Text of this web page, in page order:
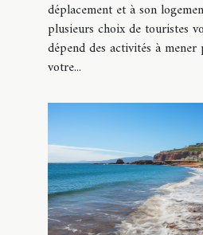
déplacement et à son
plusieurs choix de touristes
dépend des activités à mener
votre...